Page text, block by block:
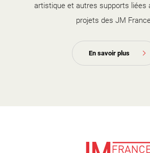
artistique et autres supports liées
projets des JM
En savoir plus